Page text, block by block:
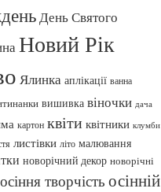
День Святого
Новий Рік
Ялинка аплікації ванна
вишивка віночки дача
картон квіти квітники клумби
листівки літо малювання
новорічний декор новорічні
осіння творчість осінній